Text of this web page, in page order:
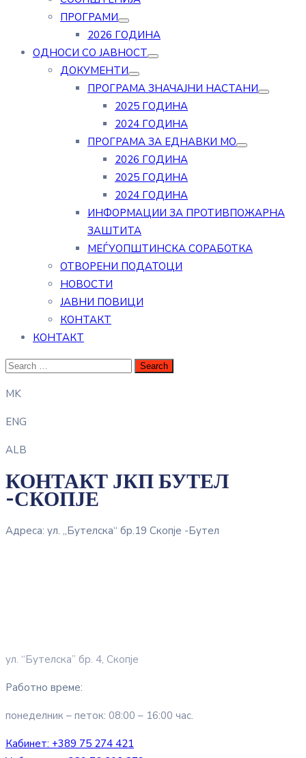
ПРОГРАМИ
2026 ГОДИНА
ОДНОСИ СО ЈАВНОСТ
ДОКУМЕНТИ
ПРОГРАМА ЗНАЧАЈНИ НАСТАНИ
2025 ГОДИНА
2024 ГОДИНА
ПРОГРАМА ЗА ЕДНАВКИ МО
2026 ГОДИНА
2025 ГОДИНА
2024 ГОДИНА
ИНФОРМАЦИИ ЗА ПРОТИВПОЖАРНА
ЗАШТИТА
МЕЃУОПШТИНСКА СОРАБОТКА
ОТВОРЕНИ ПОДАТОЦИ
НОВОСТИ
ЈАВНИ ПОВИЦИ
КОНТАКТ
КОНТАКТ
MK
ENG
ALB
КОНТАКТ ЈКП БУТЕЛ
-СКОПЈЕ
Адреса: ул. „Бутелска“ бр.19 Скопје -Бутел
ул. “Бутелска” бр. 4, Скопје
Работно време:
понеделник – петок: 08:00 – 16:00 час.
Кабинет: +389 75 274 421